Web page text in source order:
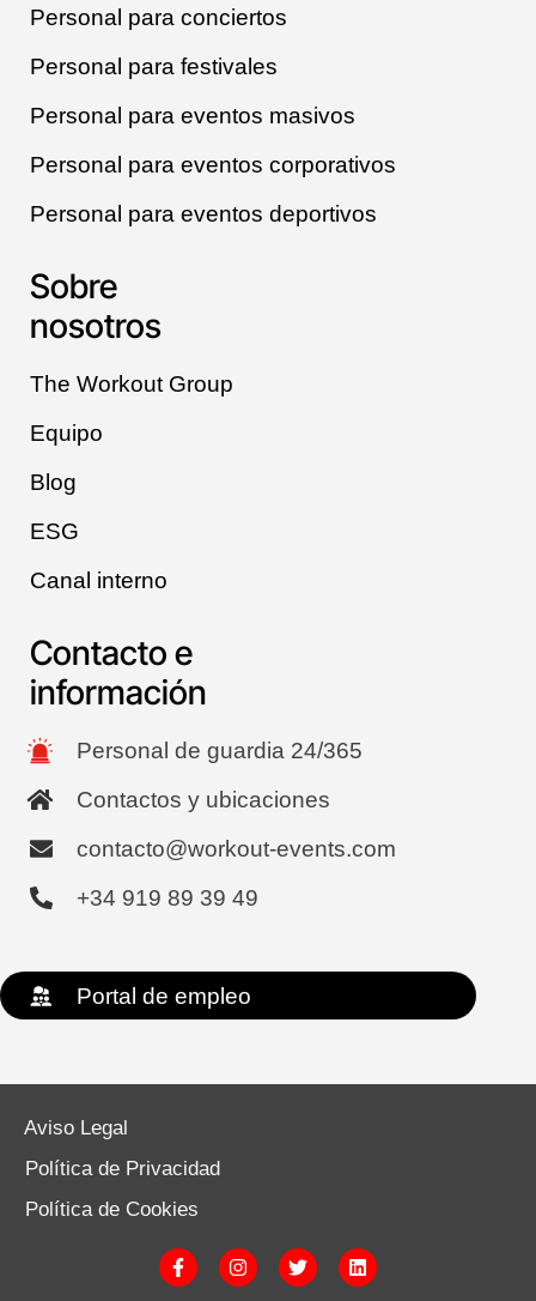
Personal para conciertos
Personal para festivales
Personal para eventos masivos
Personal para eventos corporativos
Personal para eventos deportivos
Sobre
nosotros
The Workout Group
Equipo
Blog
ESG
Canal interno
Contacto e
información
Personal de guardia 24/365
Contactos y ubicaciones
contacto@workout-events.com
+34 919 89 39 49
Portal de empleo
Aviso Legal
Política de Privacidad
Política de Cookies
F
a
I
n
T
w
L
i